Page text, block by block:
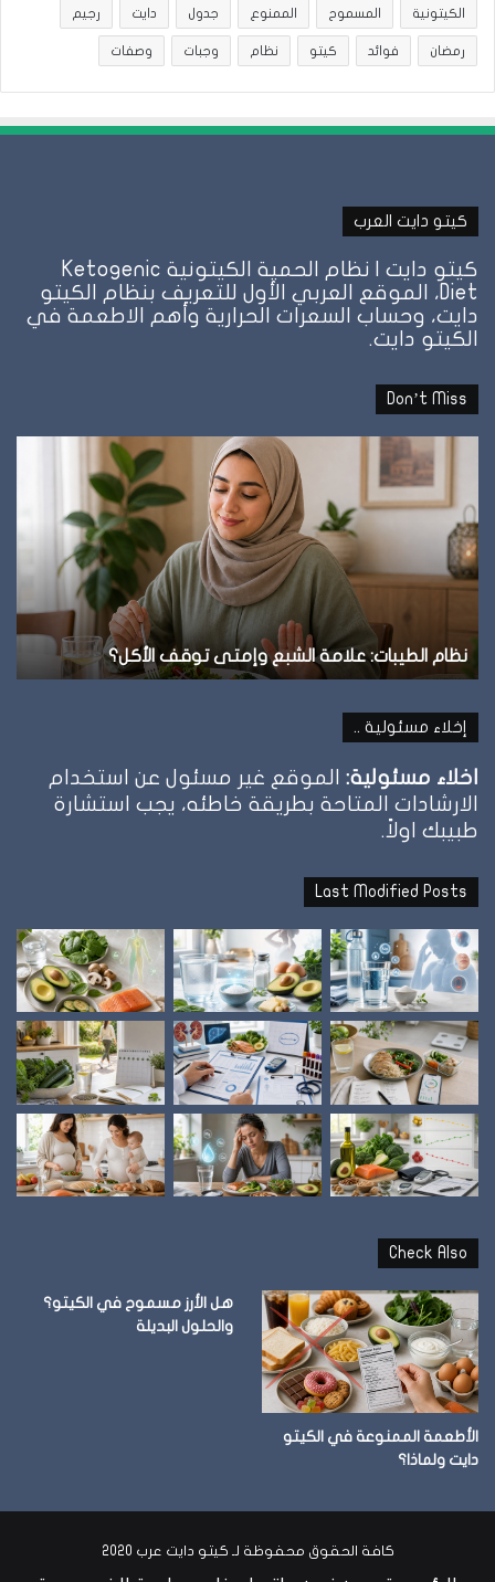
الكيتونية المسموح الممنوع جدول دايت رجيم
رمضان فوائد كيتو نظام وجبات وصفات
كيتو دايت العرب
كيتو دايت | نظام الحمية الكيتونية Ketogenic
Diet، الموقع العربي الأول للتعريف بنظام الكيتو
دايت، وحساب السعرات الحرارية وأهم الاطعمة في
الكيتو دايت.
Don’t Miss
الطيبات:
علامة
الشبع
وإمتى
توقف
الأكل؟
نظام الطيبات: علامة الشبع وإمتى توقف الأكل؟
إخلاء مسئولية ..
اخلاء مسئولية: الموقع غير مسئول عن استخدام
الارشادات المتاحة بطريقة خاطئه، يجب استشارة
طبيبك اولاً.
Last Modified Posts
Check Also
الأطعمة الممنوعة في الكيتو
دايت ولماذا؟
هل الأرز مسموح في الكيتو؟
والحلول البديلة
كافة الحقوق محفوظة لـ كيتو دايت عرب 2020